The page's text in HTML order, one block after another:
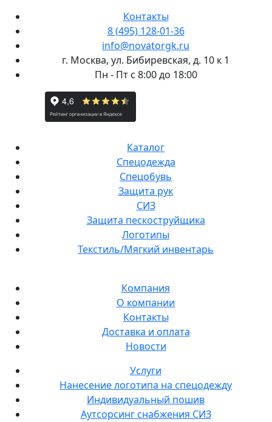
Контакты
8 (495) 128-01-36
info@novatorgk.ru
г. Москва, ул. Бибиревская, д. 10 к 1
Пн - Пт с 8:00 до 18:00
Каталог
Спецодежда
Спецобувь
Защита рук
СИЗ
Защита пескоструйщика
Логотипы
Текстиль/Мягкий инвентарь
Компания
О компании
Контакты
Доставка и оплата
Новости
Услуги
Нанесение логотипа на спецодежду
Индивидуальный пошив
Аутсорсинг снабжения СИЗ